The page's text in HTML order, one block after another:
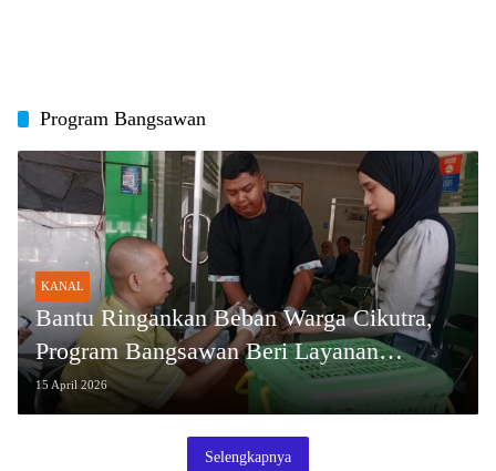
Program Bangsawan
KANAL
Bantu Ringankan Beban Warga Cikutra,
Program Bangsawan Beri Layanan
Kesehatan Hewan Gratis
15 April 2026
Selengkapnya